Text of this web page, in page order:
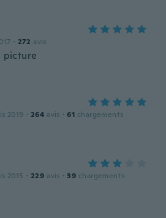
· 272 avis
picture
2019 · 264 avis · 61 chargements
2015 · 229 avis · 39 chargements